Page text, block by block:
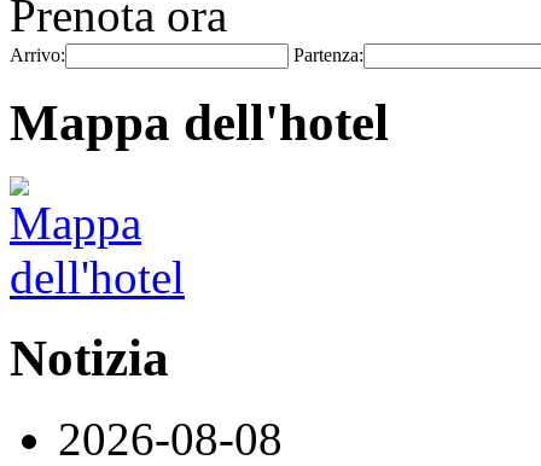
Prenota ora
Arrivo: Partenza:
Mappa dell'hotel
Notizia
2026-08-08